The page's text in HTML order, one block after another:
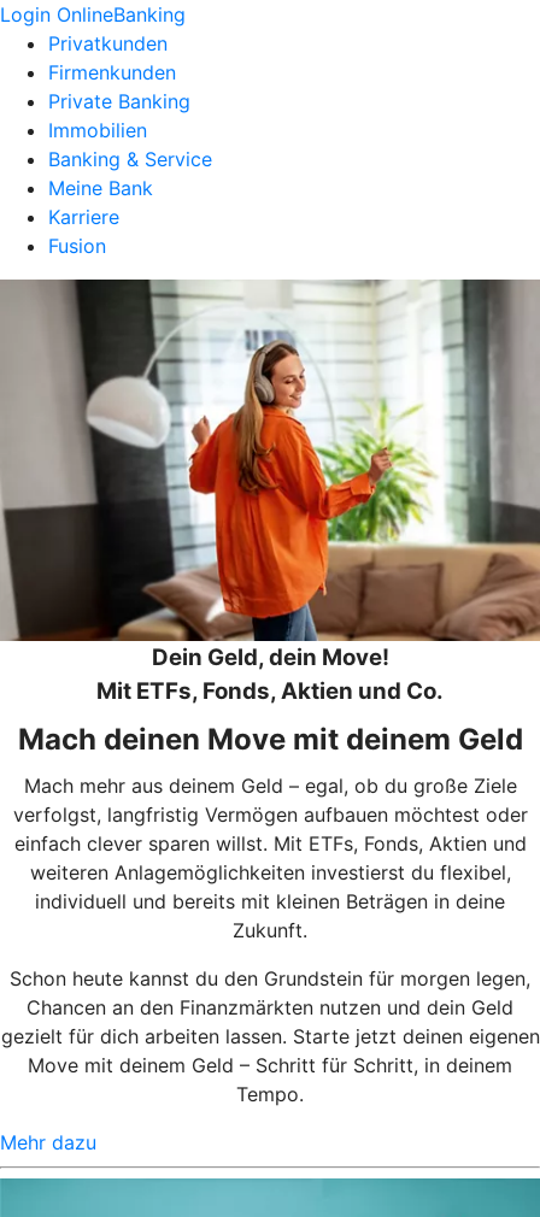
Login OnlineBanking
Privatkunden
Firmenkunden
Private Banking
Immobilien
Banking & Service
Meine Bank
Karriere
Fusion
Dein Geld, dein Move!
Mit ETFs, Fonds, Aktien und Co.
Mach deinen Move mit deinem Geld
Mach mehr aus deinem Geld – egal, ob du große Ziele
verfolgst, langfristig Vermögen aufbauen möchtest oder
einfach clever sparen willst. Mit ETFs, Fonds, Aktien und
weiteren Anlagemöglichkeiten investierst du flexibel,
individuell und bereits mit kleinen Beträgen in deine
Zukunft.
Schon heute kannst du den Grundstein für morgen legen,
Chancen an den Finanzmärkten nutzen und dein Geld
gezielt für dich arbeiten lassen. Starte jetzt deinen eigenen
Move mit deinem Geld – Schritt für Schritt, in deinem
Tempo.
Mehr dazu